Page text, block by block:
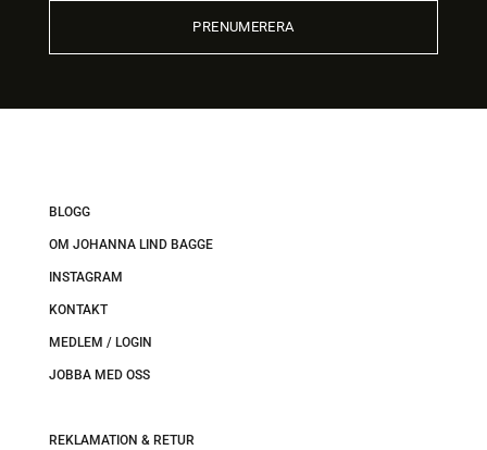
BLOGG
OM JOHANNA LIND BAGGE
INSTAGRAM
KONTAKT
MEDLEM / LOGIN
JOBBA MED OSS
REKLAMATION & RETUR